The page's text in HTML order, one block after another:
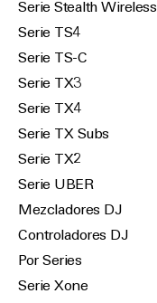
Serie Stealth Wireless
Serie TS4
Serie TS-C
Serie TX3
Serie TX4
Serie TX Subs
Serie TX2
Serie UBER
Mezcladores DJ
Controladores DJ
Por Series
Serie Xone